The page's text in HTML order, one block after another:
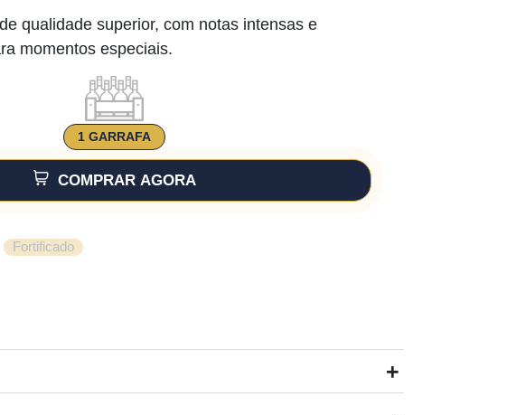
qualidade superior, com notas intensas e
momentos especiais.
1 GARRAFA
COMPRAR AGORA
Fortificado
+